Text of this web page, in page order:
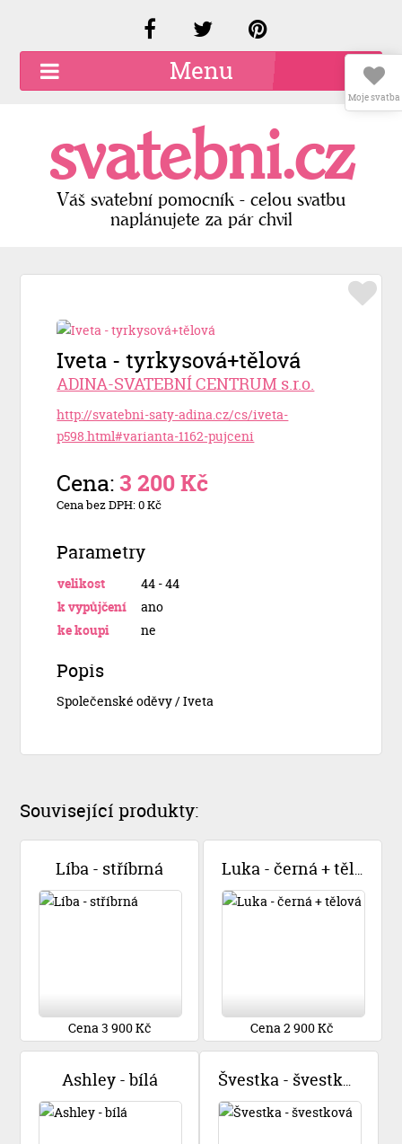
Menu
Kariéra
Kontakty
Přidat firmu
svatebni.cz
Váš svatební pomocník - celou svatbu
naplánujete za pár chvil
Iveta - tyrkysová+tělová
ADINA-SVATEBNÍ CENTRUM s.r.o.
http://svatebni-saty-adina.cz/cs/iveta-
p598.html#varianta-1162-pujceni
Cena:3 200 Kč
Cena bez DPH: 0 Kč
Parametry
velikost
44 - 44
k vypůjčení
ano
ke koupi
ne
Popis
Společenské oděvy / Iveta
Související produkty:
Líba - stříbrná
Cena 3 900 Kč
Luka - černá + tělová
Cena 2 900 Kč
Ashley - bílá Švestka - švestková
Moje svatba